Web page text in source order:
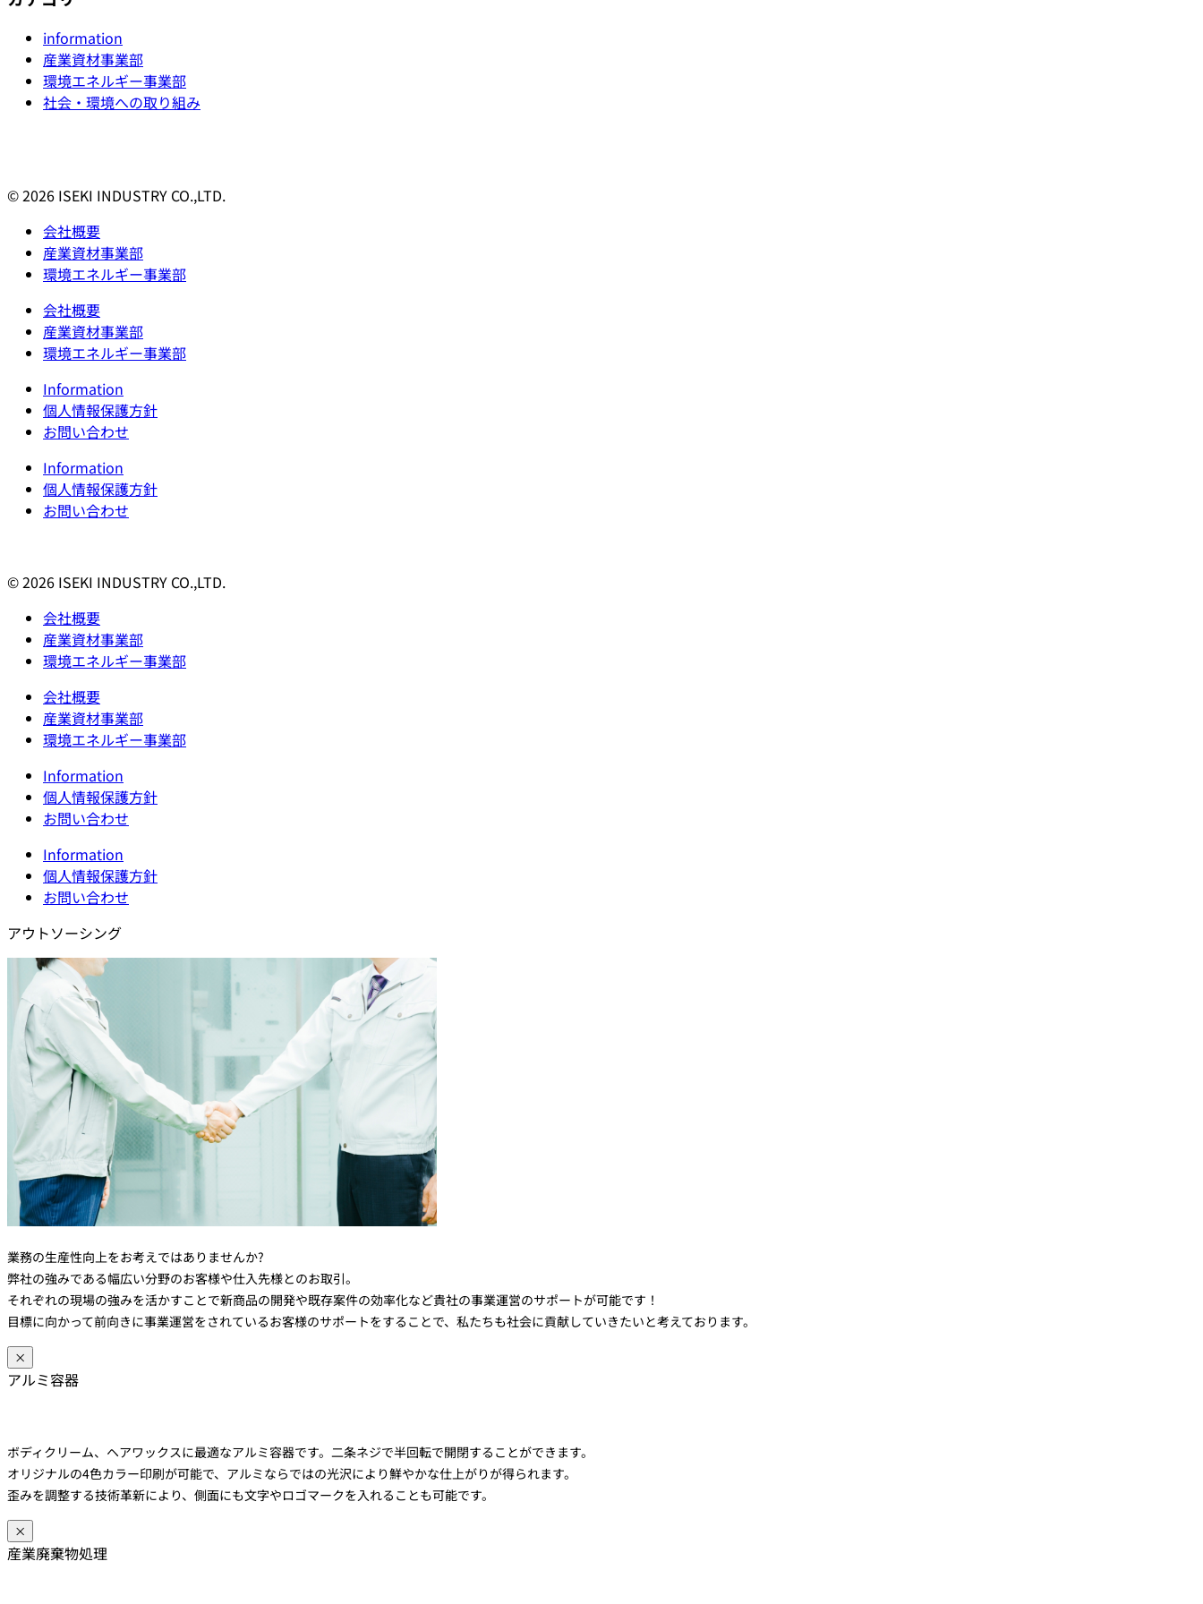
information
産業資材事業部
環境エネルギー事業部
社会・環境への取り組み
© 2026 ISEKI INDUSTRY CO.,LTD.
会社概要
産業資材事業部
環境エネルギー事業部
会社概要
産業資材事業部
環境エネルギー事業部
Information
個人情報保護方針
お問い合わせ
Information
個人情報保護方針
お問い合わせ
© 2026 ISEKI INDUSTRY CO.,LTD.
会社概要
産業資材事業部
環境エネルギー事業部
会社概要
産業資材事業部
環境エネルギー事業部
Information
個人情報保護方針
お問い合わせ
Information
個人情報保護方針
お問い合わせ
アウトソーシング
業務の生産性向上をお考えではありませんか?
弊社の強みである幅広い分野のお客様や仕入先様とのお取引。
それぞれの現場の強みを活かすことで新商品の開発や既存案件の効率化など貴社の事業運営のサポートが可能です！
目標に向かって前向きに事業運営をされているお客様のサポートをすることで、私たちも社会に貢献していきたいと考えております。
×
アルミ容器
ボディクリーム、ヘアワックスに最適なアルミ容器です。二条ネジで半回転で開閉することができます。
オリジナルの4色カラー印刷が可能で、アルミならではの光沢により鮮やかな仕上がりが得られます。
歪みを調整する技術革新により、側面にも文字やロゴマークを入れることも可能です。
×
産業廃棄物処理